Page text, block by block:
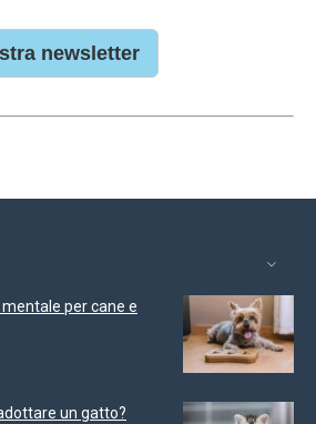
newsletter
mentale per cane e
un gatto?